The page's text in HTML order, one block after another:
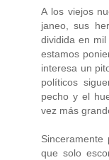
A los viejos
janeo, sus
dividida en
estamos
interesa un
políticos
pecho y el
vez más
que solo